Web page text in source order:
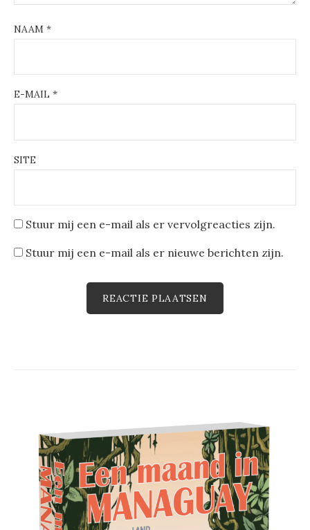
NAAM *
E-MAIL *
SITE
Stuur mij een e-mail als er vervolgreacties zijn.
Stuur mij een e-mail als er nieuwe berichten zijn.